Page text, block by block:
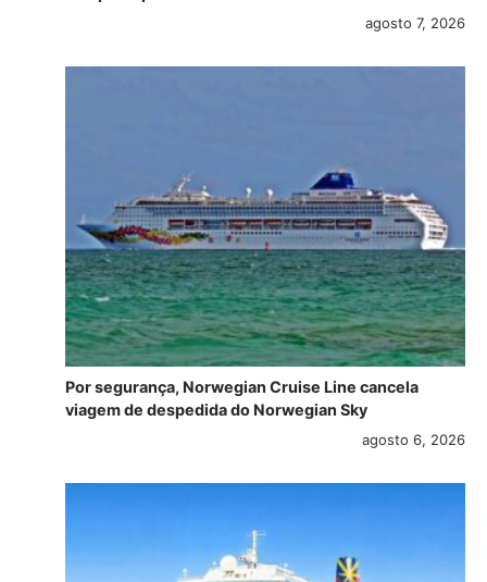
agosto 7, 2026
Por segurança, Norwegian Cruise Line cancela
viagem de despedida do Norwegian Sky
agosto 6, 2026